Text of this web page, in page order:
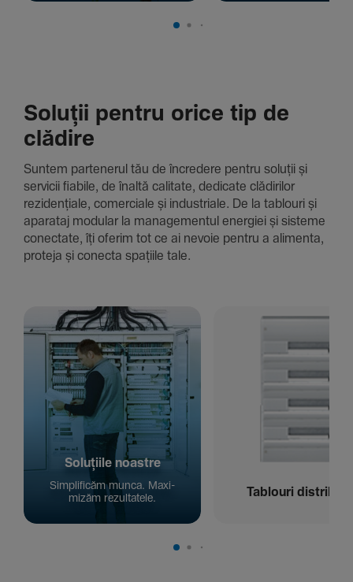
Soluții pentru orice tip de
clădire
Suntem parte­nerul tău de încre­dere pentru soluții și
servicii fiabile, de înaltă cali­tate, dedi­cate clădi­rilor
rezi­den­țiale, comer­ciale și indus­triale. De la tablouri și
aparataj modular la managementul energiei și sisteme
conec­tate, îți oferim tot ce ai nevoie pentru a alimenta,
proteja și conecta spațiile tale.
Solu­țiile noastre
Simpli­ficăm munca. Maxi­
mizăm rezul­ta­tele.
Tablouri